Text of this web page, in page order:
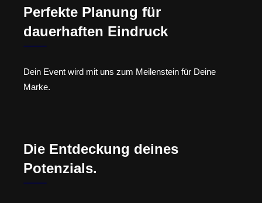
Perfekte Planung für
dauerhaften Eindruck
Dein Event wird mit uns zum Meilenstein für Deine
Marke.
Die Entdeckung deines
Potenzials.